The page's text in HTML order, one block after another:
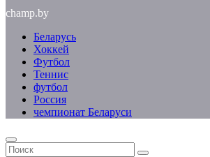
champ.by
Беларусь
Хоккей
Футбол
Теннис
футбол
Россия
чемпионат Беларуси